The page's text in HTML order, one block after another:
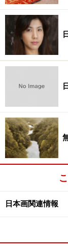
日本画関連情報